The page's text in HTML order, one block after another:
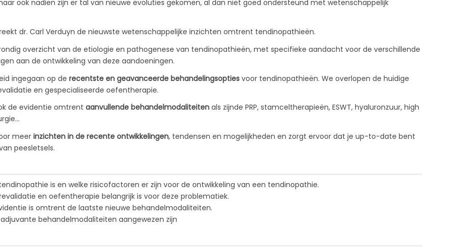
ook nadien zijn er tal van nieuwe evoluties gekomen, al dan niet goed ondersteund met wetenschappelijk
dr. Carl Verduyn de nieuwste wetenschappelijke inzichten omtrent tendinopathieën.
overzicht van de etiologie en pathogenese van tendinopathieën, met specifieke aandacht voor de verschillende
aan de ontwikkeling van deze aandoeningen.
ingegaan op de recentste en geavanceerde behandelingsopties voor tendinopathieën. We overlopen de huidige
en gespecialiseerde oefentherapie.
de evidentie omtrent aanvullende behandelmodaliteitenals zijnde PRP, stamceltherapieën, ESWT, hyaluronzuur, high
meer inzichten in de recente ontwikkelingen, tendensen en mogelijkheden en zorgt ervoor dat je up-to-date bent
peesletsels.
is en welke risicofactoren er zijn voor de ontwikkeling van een tendinopathie.
en oefentherapie belangrijk is voor deze problematiek.
is omtrent de laatste nieuwe behandelmodaliteiten.
behandelmodaliteiten aangewezen zijn